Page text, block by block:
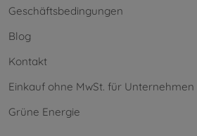
Geschäftsbedingungen
Blog
Kontakt
Einkauf ohne MwSt. für Unternehmen
Grüne Energie